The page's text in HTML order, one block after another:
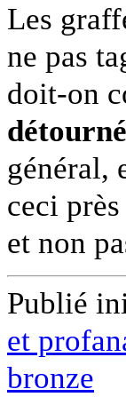
Les
ne pas
doit-on
général,
ceci
et non
Publié
et
bronze